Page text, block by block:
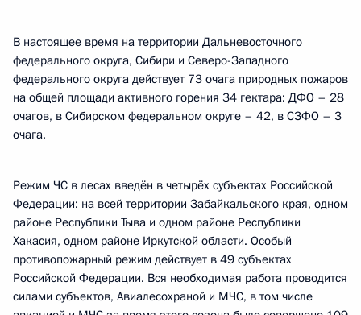
В настоящее время на территории Дальневосточного
федерального округа, Сибири и Северо-Западного
федерального округа действует 73 очага природных пожаров
на общей площади активного горения 34 гектара: ДФО – 28
очагов, в Сибирском федеральном округе – 42, в СЗФО – 3
очага.
Режим ЧС в лесах введён в четырёх субъектах Российской
Федерации: на всей территории Забайкальского края, одном
районе Республики Тыва и одном районе Республики
Хакасия, одном районе Иркутской области. Особый
противопожарный режим действует в 49 субъектах
Российской Федерации. Вся необходимая работа проводится
силами субъектов, Авиалесохраной и МЧС, в том числе